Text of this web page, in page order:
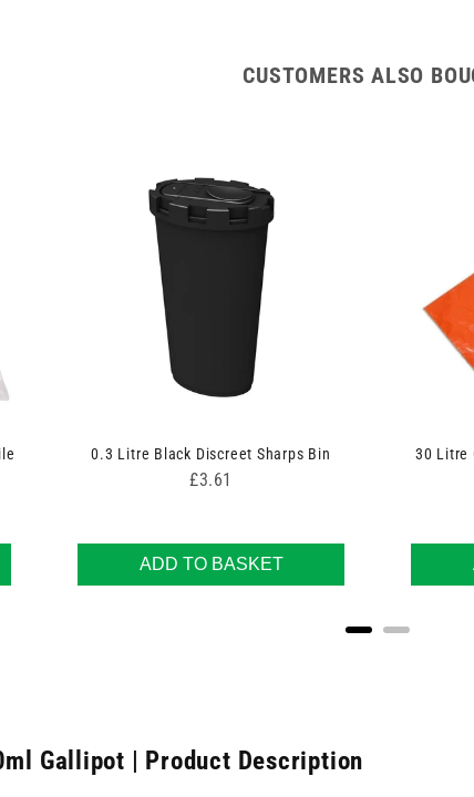
CUSTOMERS ALSO
0.3 Litre Black Discreet Sharps Bin
Price
£3.61
ADD TO BASKET
30 Litre
Gallipot | Product Description